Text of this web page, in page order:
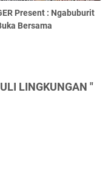
Present : Ngabuburit
Bersama
LINGKUNGAN "